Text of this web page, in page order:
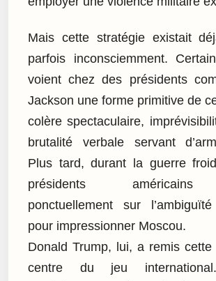
Mais cette stratégie existait
parfois inconsciemment.
voient chez des présidents
Jackson une forme primitive de
colère spectaculaire,
brutalité verbale servant
Plus tard, durant la guerre
présidents américains
ponctuellement sur
pour impressionner Moscou.
Donald Trump, lui, a remis cette
centre du jeu